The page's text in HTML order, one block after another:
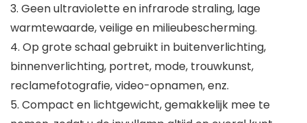
3. Geen ultraviolette en infrarode straling, lage
warmtewaarde, veilige en milieubescherming.
4. Op grote schaal gebruikt in buitenverlichting,
binnenverlichting, portret, mode, trouwkunst,
reclamefotografie, video-opnamen, enz.
5. Compact en lichtgewicht, gemakkelijk mee te